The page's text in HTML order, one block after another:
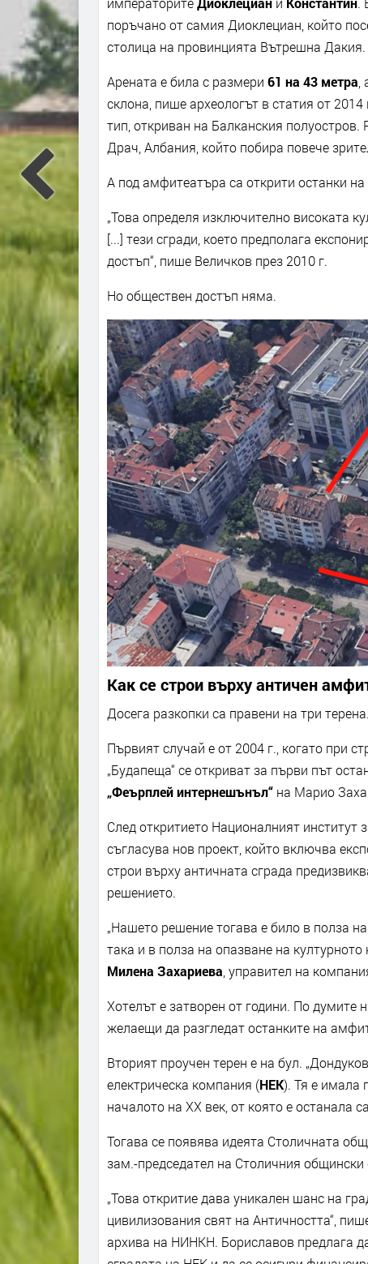
поръчано от самия Диоклециан, който
столица на провинцията Вътрешна Дакия.
Арената е била с размери 61 на 43 метра
склона, пише археологът в статия от
тип, откриван на Балканския
Драч, Албания, който побира повече
А под амфитеатъра са открити останки
„Това определя изключително високата
[...] тези сгради, което предполага
достъп“, пише Величков през 2010 г.
Но обществен достъп няма.
Как се строи върху античен
Досега разкопки са правени на три
Първият случай е от 2004 г., когато при
„Будапеща“ се откриват за първи път
„Феърплей интернешънъл“ на Марио
След откритието Националният
съгласува нов проект, който включва
строи върху античната сграда
решението.
„Нашето решение тогава е било в полза
така и в полза на опазване на
Милена Захариева , управител на
Хотелът е затворен от години. По
желаещи да разгледат останките на
Вторият проучен терен е на бул.
електрическа компания (НЕК). Тя е имала
началото на XX век, от която е останала
Тогава се появява идеята Столичната
зам.-председател на Столичния общински
„Това откритие дава уникален шанс на
цивилизования свят на Античността“,
архива на НИНКН. Бориславов предлага